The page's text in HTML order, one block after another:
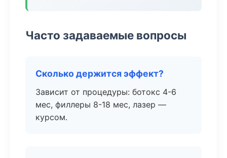
Часто задаваемые вопросы
Сколько держится эффект?
Зависит от процедуры: ботокс 4-6
мес, филлеры 8-18 мес, лазер —
курсом.